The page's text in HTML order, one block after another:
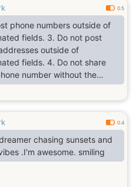
0.5
phone numbers outside of
fields. 3. Do not post
outside of
fields. 4. Do not share
number without the
consent.
0.4
chasing sunsets and
.I'm awesome. smiling